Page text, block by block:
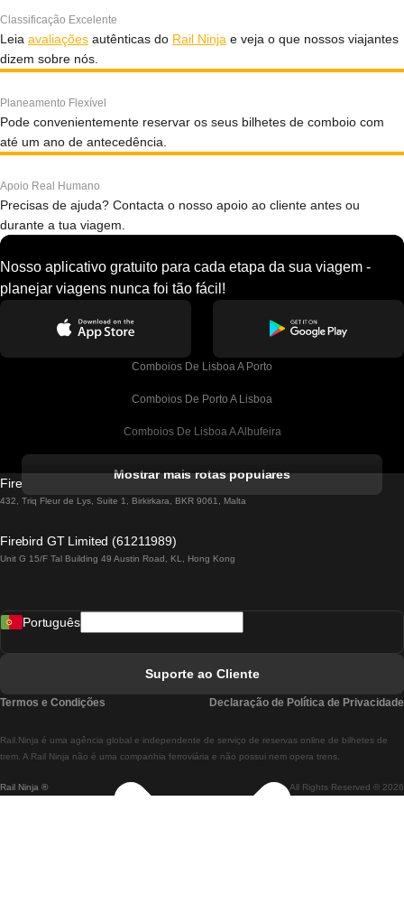
Classificação Excelente
Leia avaliações autênticas do Rail Ninja e veja o que nossos viajantes
dizem sobre nós.
Planeamento Flexível
Pode convenientemente reservar os seus bilhetes de comboio com
até um ano de antecedência.
Apoio Real Humano
Precisas de ajuda? Contacta o nosso apoio ao cliente antes ou
durante a tua viagem.
Nosso aplicativo gratuito para cada etapa da sua viagem -
planejar viagens nunca foi tão fácil!
Comboios De Lisboa A Porto
Comboios De Porto A Lisboa
Comboios De Lisboa A Albufeira
Comboios De Lisboa A Lagos
Comboios De Lisboa A Madrid
Comboios De Lisboa A Braga
Comboios De Braga A Lisboa
Mostrar mais rotas populares
Firebird GT Limited (OC 1451)
432, Triq Fleur de Lys, Suite 1, Birkirkara, BKR 9061, Malta
Firebird GT Limited (61211989)
Unit G 15/F Tal Building 49 Austin Road, KL, Hong Kong
Rail Ninja ® All Rights Reserved © 2026
Rail.Ninja é uma agência global e independente de serviço de reservas online de bilhetes de
trem. A Rail Ninja não é uma companhia ferroviária e não possui nem opera trens.
Português
Suporte ao Cliente
Termos e Condições Declaração de Política de Privacidade